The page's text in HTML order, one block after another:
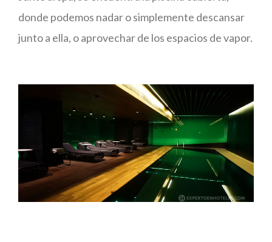
donde podemos nadar o simplemente descansar
junto a ella, o aprovechar de los espacios de vapor.